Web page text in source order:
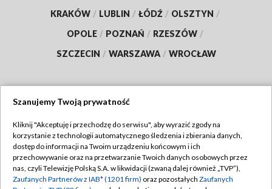
KRAKÓW / LUBLIN / ŁÓDŹ / OLSZTYN /
OPOLE / POZNAŃ / RZESZÓW /
SZCZECIN / WARSZAWA / WROCŁAW
TVP
Abonament TVP
Emisja w TVP
Regulamin TVP
Polityka prywatności
Szanujemy Twoją prywatność
Kliknij "Akceptuję i przechodzę do serwisu", aby wyrazić zgody na
korzystanie z technologii automatycznego śledzenia i zbierania danych,
dostęp do informacji na Twoim urządzeniu końcowym i ich
przechowywanie oraz na przetwarzanie Twoich danych osobowych przez
nas, czyli Telewizję Polską S.A. w likwidacji (zwaną dalej również „TVP”),
Zaufanych Partnerów z IAB* (1201 firm) oraz pozostałych Zaufanych